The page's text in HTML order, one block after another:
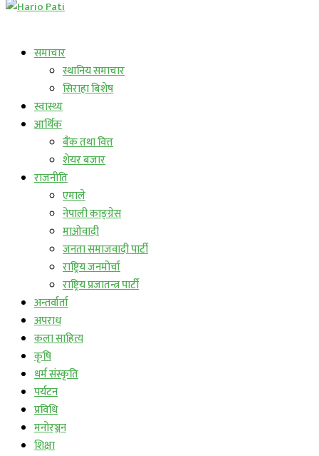
समाचार
स्थानिय समाचार
सिराहा बिशेष
स्वास्थ्य
आर्थिक
बैंक तथा वित्त
शेयर बजार
राजनीति
एमाले
नेपाली काङ्ग्रेस
माओवादी
जनता समाजवादी पार्टी
राष्ट्रिय जनमोर्चा
राष्ट्रिय प्रजातन्त्र पार्टी
अन्तर्वार्ता
अपराध
कला साहित्य
कृषि
धर्म संस्कृति
पर्यटन
प्रविधि
मनोरञ्जन
शिक्षा